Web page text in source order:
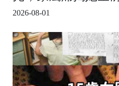
2026-08-01